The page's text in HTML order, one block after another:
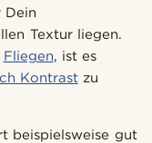
Dein
Textur liegen.
Fliegen, ist es
Kontrastzu
beispielsweise gut